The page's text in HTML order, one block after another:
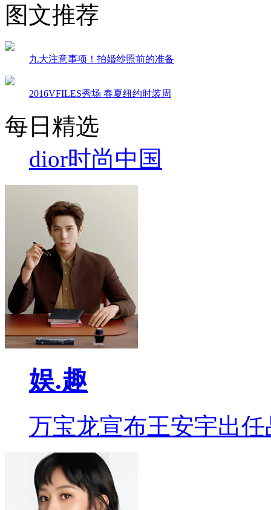
图文推荐
九大注意事项！拍婚纱照前的准备
2016VFILES秀场 春夏纽约时装周
每日精选
dior时尚中国
娱.趣
万宝龙宣布王安宇出